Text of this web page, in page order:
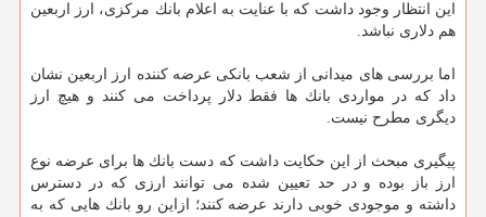
این انتظار وجود داشت كه با عنایت به اعلام بانك مركزی، ارز اربعین
هم دلاری نباشد.
اما بررسی های میدانی از شعب بانكی عرضه كننده ارز اربعین نشان
داد كه در مواردی بانك ها فقط دلار پرداخت می كنند و هیچ ارز
دیگری مطرح نیست.
پیگیری مبحث از این حكایت داشت كه دست بانك ها برای عرضه نوع
ارز باز بوده و در حد تعیین شده می توانند ارزی كه در دسترس
داشته و موجودی خوبی دارند عرضه كنند؛ ازاین رو بانك هایی كه به